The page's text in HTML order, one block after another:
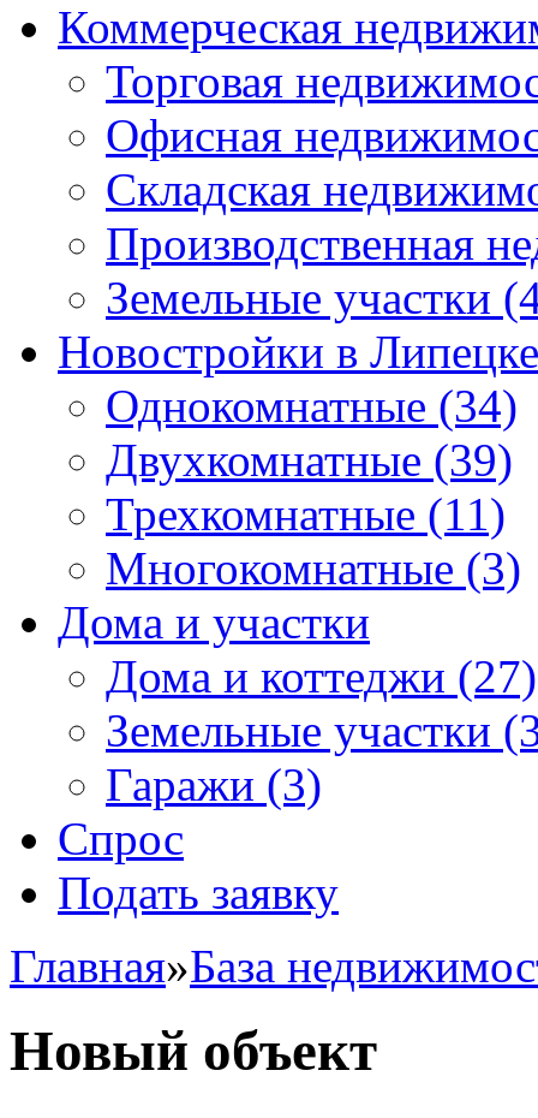
Коммерческая
Торговая
Офисная
Складская
Производственная
Земельные участки
Новостройки в Липецке
Однокомнатные (34)
Двухкомнатные (39)
Трехкомнатные (11)
Многокомнатные (3)
Дома и участки
Дома и коттеджи (27)
Земельные участки
Гаражи (3)
Спрос
Подать заявку
Главная»База
Новый объект